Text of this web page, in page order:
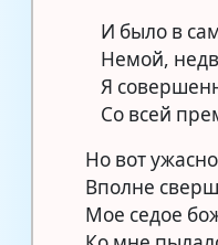
И было в
Немой,
Я
Со всей
Но вот
Вполне
Мое седое